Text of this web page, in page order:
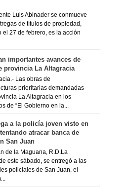
Luis Abinader se conmueve
de títulos de propiedad,
el 27 de febrero, es la acción
importantes avances de
provincia La Altagracia
Las obras de
prioritarias demandadas
La Altagracia en los
de “El Gobierno en la...
a la policía joven visto en
atracar banca de
San Juan
de la Maguana, R.D.La
este sábado, se entregó a las
policiales de San Juan, el